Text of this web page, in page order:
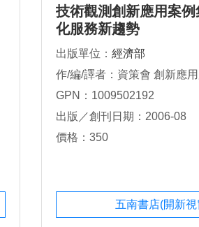
技術觀測創新應用案
化服務新趨勢
出版單位： 經濟部
作/編/譯者：資策會 創新應
GPN：1009502192
出版／創刊日期：2006-08
價格：350
五南書店(開新視